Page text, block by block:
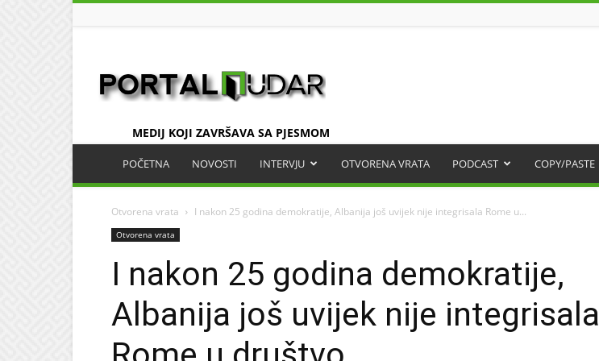
MEDIJ KOJI ZAVRŠAVA SA PJESMOM
POČETNA NOVOSTI INTERVJU OTVORENA VRATA PODCAST COPY/PASTE
Otvorena vrata I nakon 25 godina demokratije, Albanija još uvijek nije integrisala Rome u...
Otvorena vrata
I nakon 25 godina demokratije,
Albanija još uvijek nije integrisala